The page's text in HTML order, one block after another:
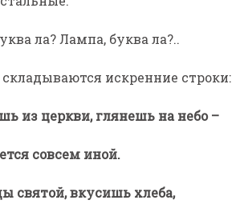
ла? Лампа, буква ла?..
складываются искренние строки:
из церкви, глянешь на небо –
совсем иной.
святой, вкусишь хлеба,